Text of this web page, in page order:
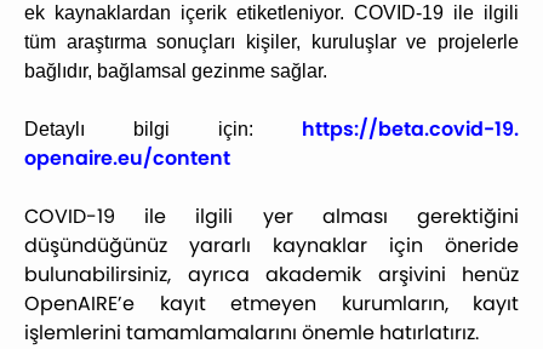
ek kaynaklardan içerik etiketleniyor. COVID-19 ile ilgili
tüm araştırma sonuçları kişiler, kuruluşlar ve projelerle
bağlıdır, bağlamsal gezinme sağlar.
Detaylı bilgi için: https://beta.covid-19.
openaire.eu/content
COVID-19 ile ilgili yer alması gerektiğini
düşündüğünüz yararlı kaynaklar için öneride
bulunabilirsiniz, ayrıca akademik arşivini henüz
OpenAIRE’e kayıt etmeyen kurumların, kayıt
işlemlerini tamamlamalarını önemle hatırlatırız.